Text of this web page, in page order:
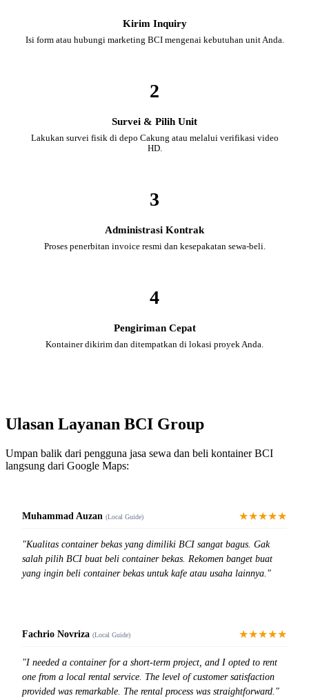
Kirim Inquiry
Isi form atau hubungi marketing BCI mengenai kebutuhan unit Anda.
2
Survei & Pilih Unit
Lakukan survei fisik di depo Cakung atau melalui verifikasi video
HD.
3
Administrasi Kontrak
Proses penerbitan invoice resmi dan kesepakatan sewa-beli.
4
Pengiriman Cepat
Kontainer dikirim dan ditempatkan di lokasi proyek Anda.
Ulasan Layanan BCI Group
Umpan balik dari pengguna jasa sewa dan beli kontainer BCI
langsung dari Google Maps:
Muhammad Auzan (Local Guide) ★★★★★
"Kualitas container bekas yang dimiliki BCI sangat bagus. Gak
salah pilih BCI buat beli container bekas. Rekomen banget buat
yang ingin beli container bekas untuk kafe atau usaha lainnya."
Fachrio Novriza (Local Guide) ★★★★★
"I needed a container for a short-term project, and I opted to rent
one from a local rental service. The level of customer satisfaction
provided was remarkable. The rental process was straightforward."